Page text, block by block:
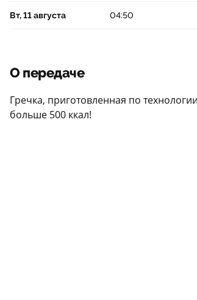
Вт, 11 августа 04:50
О передаче
Гречка, приготовленная по
больше 500 ккал!